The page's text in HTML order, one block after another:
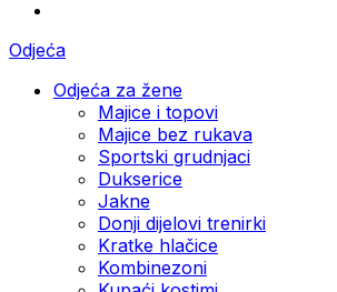
Odjeća
Odjeća za žene
Majice i topovi
Majice bez rukava
Sportski grudnjaci
Dukserice
Jakne
Donji dijelovi trenirki
Kratke hlačice
Kombinezoni